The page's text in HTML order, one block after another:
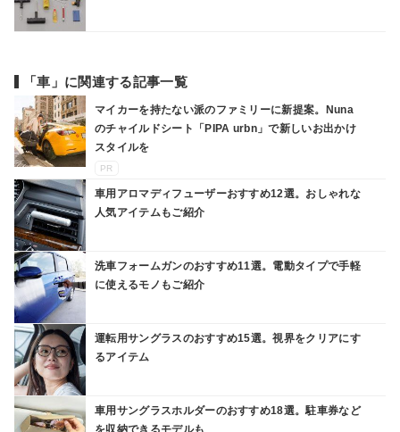
「車」に関連する記事一覧
マイカーを持たない派のファミリーに新提案。Nuna
のチャイルドシート「PIPA urbn」で新しいお出かけ
スタイルを
PR
車用アロマディフューザーおすすめ12選。おしゃれな
人気アイテムもご紹介
洗車フォームガンのおすすめ11選。電動タイプで手軽
に使えるモノもご紹介
運転用サングラスのおすすめ15選。視界をクリアにす
るアイテム
車用サングラスホルダーのおすすめ18選。駐車券など
を収納できるモデルも